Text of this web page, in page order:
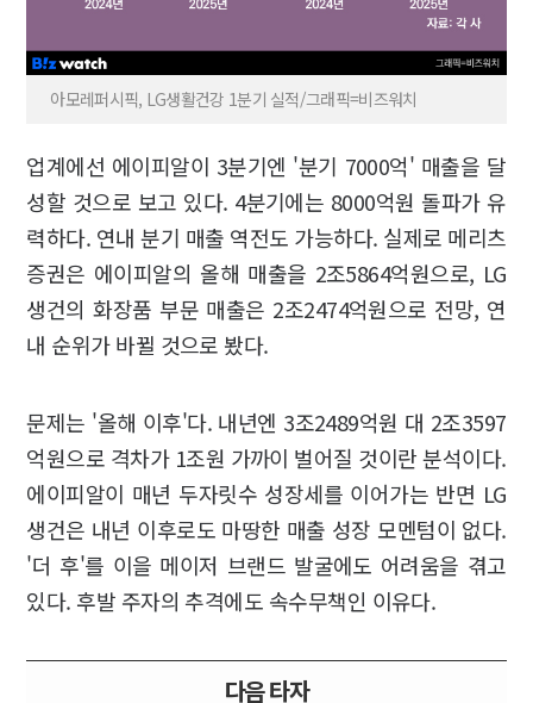
아모레퍼시픽, LG생활건강 1분기 실적/그래픽=비즈워치
업계에선 에이피알이 3분기엔 '분기 7000억' 매출을 달
성할 것으로 보고 있다. 4분기에는 8000억원 돌파가 유
력하다. 연내 분기 매출 역전도 가능하다. 실제로 메리츠
증권은 에이피알의 올해 매출을 2조5864억원으로, LG
생건의 화장품 부문 매출은 2조2474억원으로 전망, 연
내 순위가 바뀔 것으로 봤다.
문제는 '올해 이후'다. 내년엔 3조2489억원 대 2조3597
억원으로 격차가 1조원 가까이 벌어질 것이란 분석이다.
에이피알이 매년 두자릿수 성장세를 이어가는 반면 LG
생건은 내년 이후로도 마땅한 매출 성장 모멘텀이 없다.
'더 후'를 이을 메이저 브랜드 발굴에도 어려움을 겪고
있다. 후발 주자의 추격에도 속수무책인 이유다.
다음 타자